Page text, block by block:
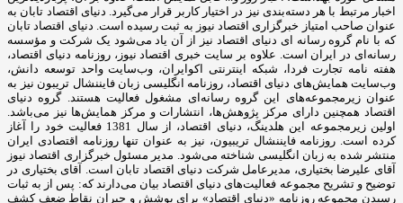
اخبار مرتبط با هر دسته‌بندی نیز در اختیار کاربر قرار می‌گیرد. دنیای اقتصاد تابان به
عنوان صاحب امتیاز خبرگزاری اقتصاد نیوز به ثبت رسیده است. دنیای اقتصاد تابان
که با نام گروه رسانه ای دنیای اقتصاد نیز از آن یاد می‌شود یک شرکت و مؤسسه
رسانه‌ای در ایران است. علاوه بر سایت خبری اقتصاد نیوز، روزنامه دنیای اقتصاد،
هفته ‌نامه تجارت فردا، شبکه اینترنتی اکوایران، وب‌سایت واحد توسعه دانش،
وب‌سایت همایش‌های دنیای اقتصاد، روزنامه انگلیسی ‌زبان فایننشال تریبون نیز به
عنوان زیرمجموعه‌های این گروه رسانه‌ای مشغول فعالیت هستند. گروه دنیای
اقتصاد همچنین دارای مرکز پژوهش‌ها، انتشارات و مرکز همایش‌ها نیز می‌باشد.
اولین زیرمجموعه این هلدینگ، دنیای اقتصاد، از سال 1381 فعالیت خود را آغاز
کرده است. روزنامه فایننشال تریبیون، نیز به عنوان تنها روزنامه اقتصادی ایران
منتشر شده به زبان انگلیسی شناخته می‌شود. مدیر مسئول خبرگزاری اقتصاد نیوز
آقای علیرضا بختیاری، مدیرعامل شرکت دنیای اقتصاد تابان است. آقای بختیاری در
توضیح و تشریح مجموعه فعالیت‌های دنیای اقتصاد بیان می‌دارند که: پس از به ثبات
رسیدن مجموعه روزنامه «دنیای اقتصاد» برای پوشش و جبران نقاط ضعف کشف